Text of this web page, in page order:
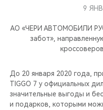
НОВИНКИ
КРЕДИТ И СТРАХОВАНИЕ
ЗАПЧАСТИ И АКСЕССУАРЫ
CHERY CONNECT
О БРЕНДЕ
CHERY В СОЦСЕТЯХ
ЛЮДИ CHERY
КРЕДИТ
МЫ В СОЦСЕТЯХ
9
АО «ЧЕРИ АВТОМОБИЛИ
забот»,
кроссоверов
До 20 января 2020 года,
TIGGO 7 у официальных
значительные выгоды и
и подарков, которыми